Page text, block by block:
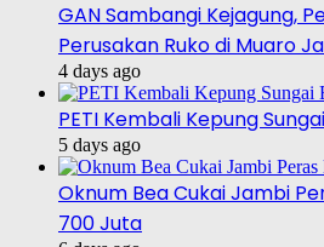
GAN Sambangi Kejagung,
Perusakan Ruko di Muaro
4 days ago
PETI Kembali Kepung
5 days ago
Oknum Bea Cukai Jambi
700 Juta